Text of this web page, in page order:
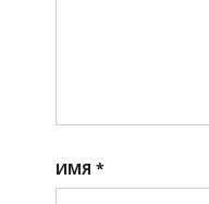
ИМЯ *